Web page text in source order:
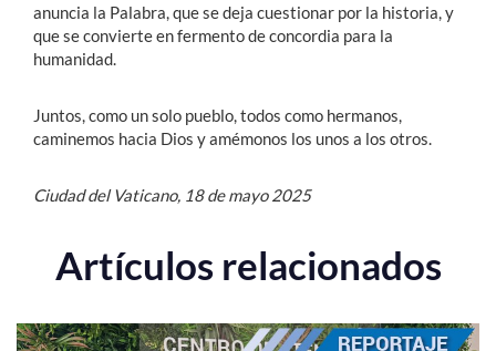
anuncia la Palabra, que se deja cuestionar por la historia, y
que se convierte en fermento de concordia para la
humanidad.
Juntos, como un solo pueblo, todos como hermanos,
caminemos hacia Dios y amémonos los unos a los otros.
Ciudad del Vaticano, 18 de mayo 2025
Artículos relacionados